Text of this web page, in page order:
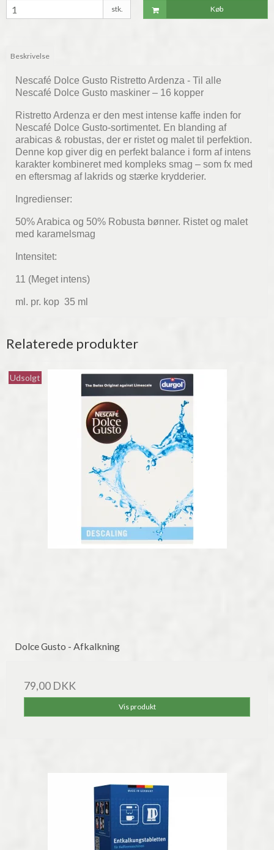
stk. Køb
Beskrivelse
Nescafé Dolce Gusto Ristretto Ardenza - Til alle
Nescafé Dolce Gusto maskiner – 16 kopper
Ristretto Ardenza er den mest intense kaffe inden for
Nescafé Dolce Gusto-sortimentet. En blanding af
arabicas & robustas, der er ristet og malet til perfektion.
Denne kop giver dig en perfekt balance i form af intens
karakter kombineret med kompleks smag – som fx med
en eftersmag af lakrids og stærke krydderier.
Ingredienser:
50% Arabica og 50% Robusta bønner. Ristet og malet
med karamelsmag
Intensitet:
11 (Meget intens)
ml. pr. kop 35 ml
Relaterede produkter
Udsolgt
Dolce Gusto - Afkalkning
79,00 DKK
Vis produkt